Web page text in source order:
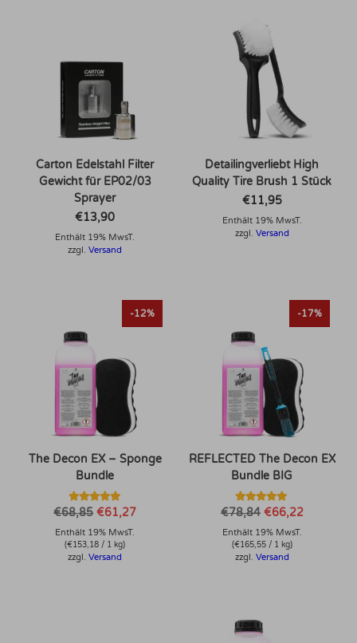
Carton Edelstahl Filter
Gewicht für EP02/03
Sprayer
€13,90
Enthält 19% MwsT.
zzgl.Versand
Detailingverliebt High
Quality Tire Brush 1 Stück
€11,95
Enthält 19% MwsT.
zzgl. Versand
-12%
The Decon EX – Sponge
Bundle
Bewertet mit
5.00
von 5
€68,85 Ursprünglicher
Preis
war:
€68,85
€61,27Aktueller
Enthält 19% MwsT.
(€153,18 / 1 kg)
zzgl.Versand
-17%
REFLECTED The Decon EX
Bundle BIG
Bewertet mit
5.00
von 5
€78,84 Ursprünglicher
Preis
war:
€78,84
€66,22Aktueller
Enthält 19% MwsT.
(€165,55/ 1 kg)
zzgl. Versand